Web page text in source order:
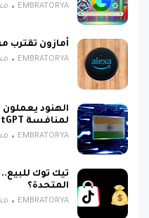
EMBRATORYA
أمازون تقترب
EMBRATORYA
الهنود
لمنافسة ChatGPT و DeepSeek
EMBRATORYA
تيك توك
المتحدة؟
EMBRATORYA